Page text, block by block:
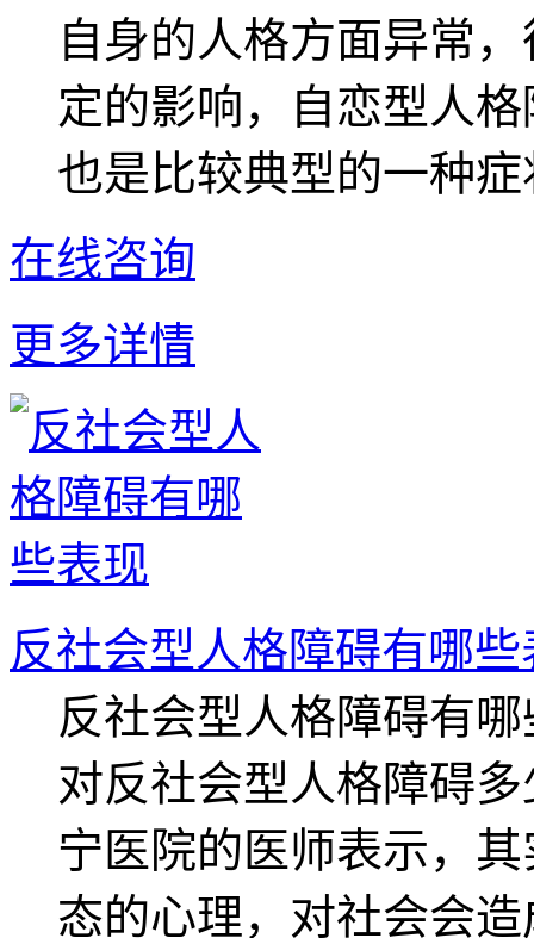
自身的人格方面异常
定的影响，自恋型人
也是比较典型的一种
在线咨询
更多详情
反社会型人格障碍有哪些
反社会型人格障碍有
对反社会型人格障碍
宁医院的医师表示，
态的心理，对社会会